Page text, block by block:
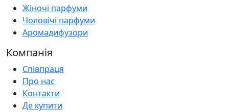
Жіночі парфуми
Чоловічі парфуми
Аромадифузори
Компанія
Співпраця
Про нас
Контакти
Де купити